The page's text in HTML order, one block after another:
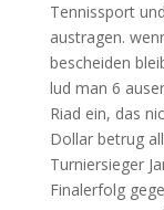
Tennissport
austragen.
bescheiden
lud man 6
Riad ein, das
Dollar betrug
Turniersieger
Finalerfolg